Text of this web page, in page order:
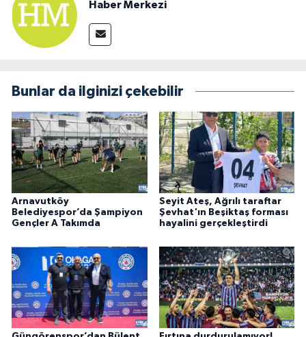
Haber Merkezi
Bunlar da ilginizi çekebilir
Arnavutköy
Belediyespor’da Şampiyon
Gençler A Takımda
Seyit Ateş, Ağrılı taraftar
Şevhat'ın Beşiktaş forması
hayalini gerçekleştirdi